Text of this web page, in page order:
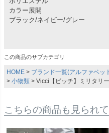
カラー展開
ブラック/ネイビー/グレー
この商品のサブカテゴリ
HOME ブランド一覧(アルファベッ
小物類
Vicci【ビッチ】ミリタリ
こちらの商品も見られて